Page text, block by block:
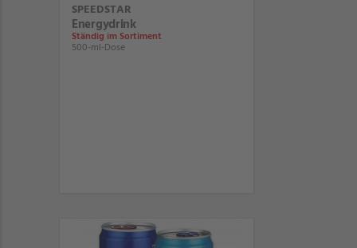
SPEEDSTAR
Energydrink
Ständig im Sortiment
500-ml-Dose